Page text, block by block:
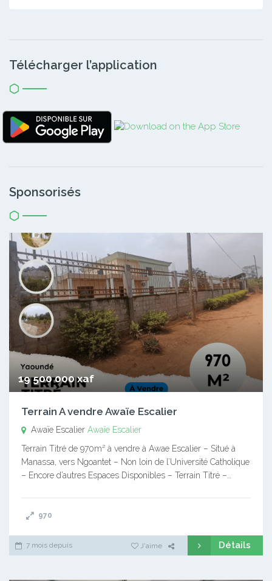
Télécharger l’application
Sponsorisés
19 500 000 xaf
Terrain A vendre Awaïe Escalier
Awaïe Escalier Awaïe Escalier
Terrain Titré de 970m² à vendre à Awae Escalier – Situé à
Manassa, vers Ngoantet – Non loin de l’Université Catholique
– Encore d’autres Espaces Disponibles – Terrain Titré –…
970
7 mois depuis J'aime Détails